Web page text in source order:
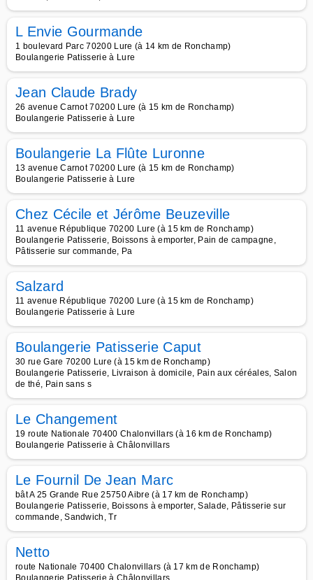
L Envie Gourmande
1 boulevard Parc 70200 Lure (à 14 km de Ronchamp)
Boulangerie Patisserie à Lure
Jean Claude Brady
26 avenue Carnot 70200 Lure (à 15 km de Ronchamp)
Boulangerie Patisserie à Lure
Boulangerie La Flûte Luronne
13 avenue Carnot 70200 Lure (à 15 km de Ronchamp)
Boulangerie Patisserie à Lure
Chez Cécile et Jérôme Beuzeville
11 avenue République 70200 Lure (à 15 km de Ronchamp)
Boulangerie Patisserie, Boissons à emporter, Pain de campagne,
Pâtisserie sur commande, Pa
Salzard
11 avenue République 70200 Lure (à 15 km de Ronchamp)
Boulangerie Patisserie à Lure
Boulangerie Patisserie Caput
30 rue Gare 70200 Lure (à 15 km de Ronchamp)
Boulangerie Patisserie, Livraison à domicile, Pain aux céréales, Salon
de thé, Pain sans s
Le Changement
19 route Nationale 70400 Chalonvillars (à 16 km de Ronchamp)
Boulangerie Patisserie à Châlonvillars
Le Fournil De Jean Marc
bât A 25 Grande Rue 25750 Aibre (à 17 km de Ronchamp)
Boulangerie Patisserie, Boissons à emporter, Salade, Pâtisserie sur
commande, Sandwich, Tr
Netto
route Nationale 70400 Chalonvillars (à 17 km de Ronchamp)
Boulangerie Patisserie à Châlonvillars